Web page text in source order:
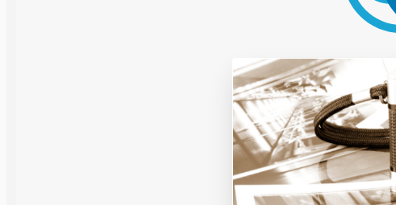
Instalaciones
Equipos
Bioseguridad
Manejo y Bienestar
Patología